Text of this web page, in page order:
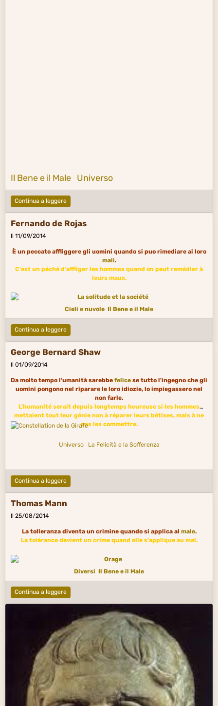
Il Bene e il Male Universo
Continua a leggere
Fernando de Rojas
Il 11/09/2014
È un peccato affliggere gli uomini quando si puo rimediare ai loro
mali.
C'est un péché d'affliger les hommes quand on peut remédier à
leurs maux.
Cieli e nuvole Il Bene e il Male
Continua a leggere
George Bernard Shaw
Il 01/09/2014
Da molto tempo l'umanità sarebbe felice se tutto l'ingegno che gli
uomini pongono nel riparare le loro idiozie, lo impiegassero nel
non farle.
L'humanité serait depuis longtemps heureuse si les hommes
mettaient tout leur génie non à réparer leurs bêtises, mais à ne
pas les commettre.
Universo La Felicità e la Sofferenza
Continua a leggere
Thomas Mann
Il 25/08/2014
La tolleranza diventa un crimine quando si applica al male.
La tolérance devient un crime quand elle s'applique au mal.
Diversi Il Bene e il Male
Continua a leggere